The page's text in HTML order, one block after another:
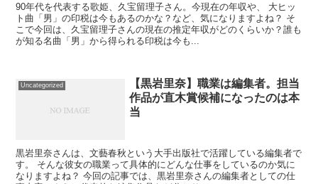
90年代を代表する歌姫、久宝留理子さん。今現在の年収や、 大ヒッ
ト曲「男」の印税は今もあるのかな？など、気になりますよね？ そ
こで今回は、久宝留理子さんの現在の推定年収がどのくらいか？誰も
が知る名曲「男」から得られる印税は今も...
Uncategorized
【黒岩里奈】職業は編集者。担当
作品が直木賞候補になったのは本
当
黒岩里奈さんは、文藝春秋という大手出版社で活躍している編集者で
す。 そんな彼女の職業って具体的にどんな仕事をしているのか気に
なりますよね？ 今回の記事では、黒岩里奈さんの編集者としての仕